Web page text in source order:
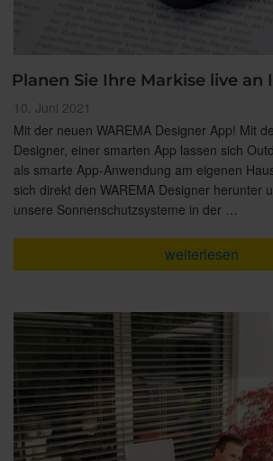
Planen Sie Ihre Markise live an
Veröffentlicht
am
10. Juni 2021
Mit der neuen WAREMA Designer App! Mit
Designer, einer smarten App lassen sich
als smarte App-Anwendung am eigenen
sich direkt den WAREMA Designer herunter
unsere Sonnenschutzsysteme in der …
„Planen
Sie
live
an
Ihrer
Terrasse“
weiterlesen